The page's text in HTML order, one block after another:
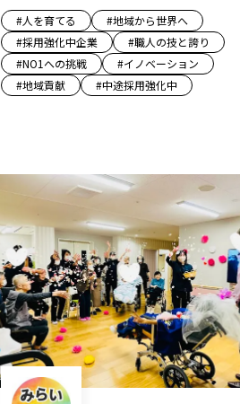
#人を育てる #地域から世界へ
#採用強化中企業 #職人の技と誇り
#NO1への挑戦 #イノベーション
#地域貢献 #中途採用強化中